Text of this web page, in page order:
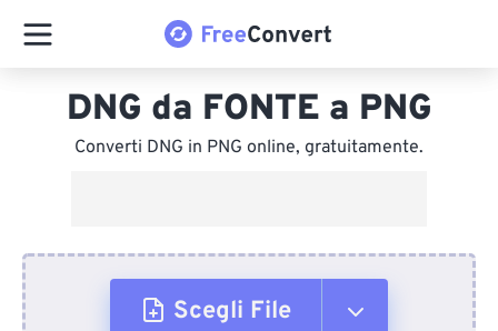
DNG da FONTE a PNG
Converti DNG in PNG online, gratuitamente.
Scegli File